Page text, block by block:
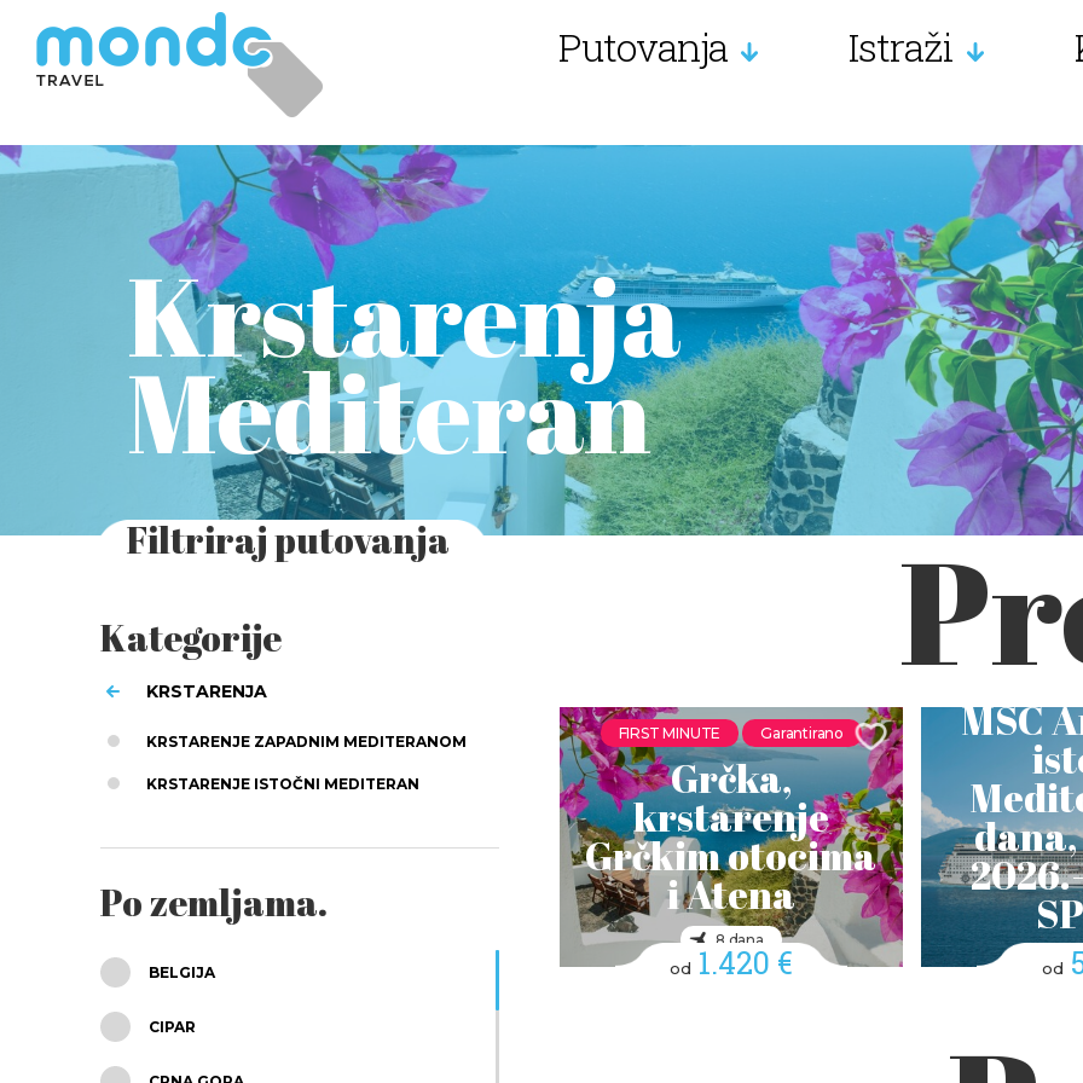
Putovanja Istraži
Krstarenja
Mediteran
Filtriraj putovanja
FIRST MINUTE Garantirano
Grčka,
krstarenje
Grčkim otocima
i Atena
8 dana
od 1.420 €
MSC
od
Kategorije
KRSTARENJA
KRSTARENJE ZAPADNIM MEDITERANOM
KRSTARENJE ISTOČNI MEDITERAN
Po zemljama.
BELGIJA
CIPAR